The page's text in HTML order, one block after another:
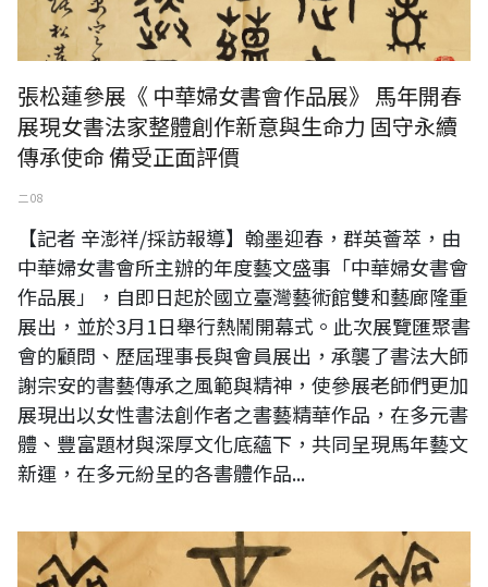
張松蓮參展《 中華婦女書會作品展》 馬年開春
展現女書法家整體創作新意與生命力 固守永續
傳承使命 備受正面評價
二 08
【記者 辛澎祥/採訪報導】翰墨迎春，群英薈萃，由
中華婦女書會所主辦的年度藝文盛事「中華婦女書會
作品展」，自即日起於國立臺灣藝術館雙和藝廊隆重
展出，並於3月1日舉行熱鬧開幕式。此次展覽匯聚書
會的顧問、歷屆理事長與會員展出，承襲了書法大師
謝宗安的書藝傳承之風範與精神，使參展老師們更加
展現出以女性書法創作者之書藝精華作品，在多元書
體、豐富題材與深厚文化底蘊下，共同呈現馬年藝文
新運，在多元紛呈的各書體作品...